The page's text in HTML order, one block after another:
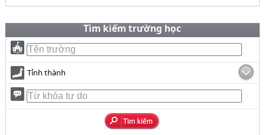
Tìm kiếm trường học
Tỉnh thành